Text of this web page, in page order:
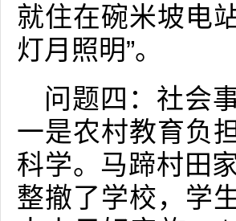
就住在碗米坡电
灯月照明”。
问题四：社会
一是农村教育负
科学。马蹄村田
整撤了学校，学